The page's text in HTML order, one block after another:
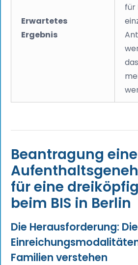
Erwartetes
Ergebnis
für
Beantragung
für eine
beim BIS in Berlin
Die Herausforderung: Die
Familien verstehen